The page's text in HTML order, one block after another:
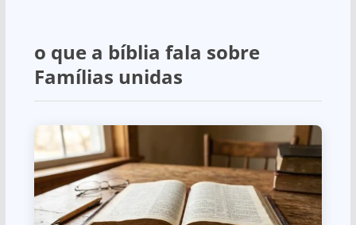
o que a bíblia fala sobre
Famílias unidas